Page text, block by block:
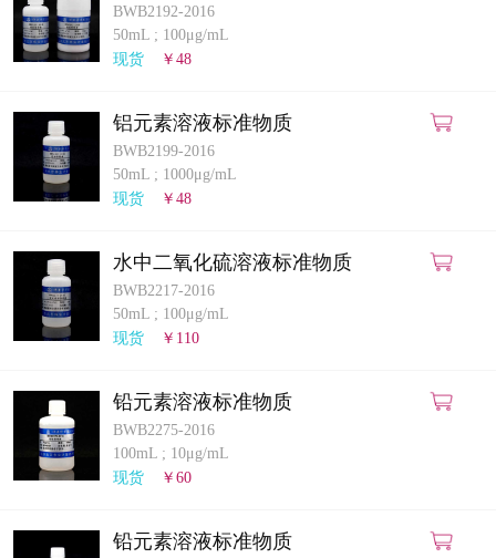
BWB2192-2016
50mL ; 100μg/mL
现货
￥48
铝元素溶液标准物质
BWB2199-2016
50mL ; 1000μg/mL
现货
￥48
水中二氧化硫溶液标准物质
BWB2217-2016
50mL ; 100μg/mL
现货
￥110
铅元素溶液标准物质
BWB2275-2016
100mL ; 10μg/mL
现货
￥60
铅元素溶液标准物质
微生物检测/质控品
定制标物
定制仪器
计量课堂
知识交流
公司主页
购物车
会员中心
联系我们